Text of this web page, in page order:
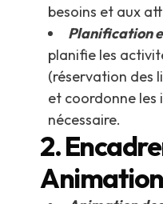
besoins et aux
Planification
planifie les
(réservation des
et coordonne les
nécessaire.
2.